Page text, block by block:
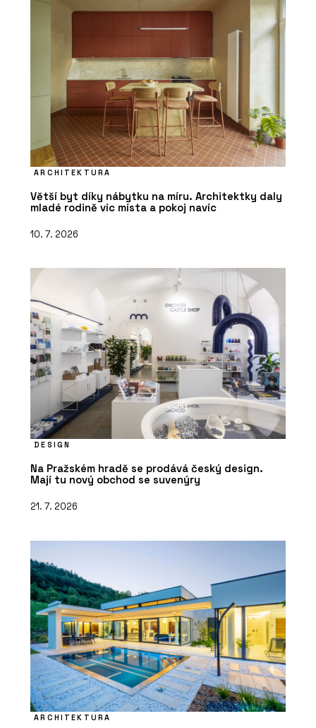
ARCHITEKTURA
Větší byt díky nábytku na míru. Architektky daly
mladé rodině víc místa a pokoj navíc
10. 7. 2026
DESIGN
Na Pražském hradě se prodává český design.
Mají tu nový obchod se suvenýry
21. 7. 2026
ARCHITEKTURA